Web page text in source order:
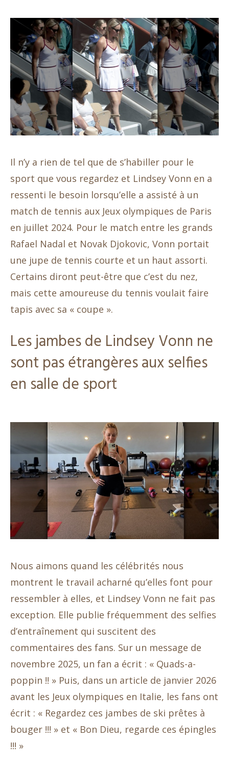
Il n’y a rien de tel que de s’habiller pour le
sport que vous regardez et Lindsey Vonn en a
ressenti le besoin lorsqu’elle a assisté à un
match de tennis aux Jeux olympiques de Paris
en juillet 2024. Pour le match entre les grands
Rafael Nadal et Novak Djokovic, Vonn portait
une jupe de tennis courte et un haut assorti.
Certains diront peut-être que c’est du nez,
mais cette amoureuse du tennis voulait faire
tapis avec sa « coupe ».
Les jambes de Lindsey Vonn ne
sont pas étrangères aux selfies
en salle de sport
Nous aimons quand les célébrités nous
montrent le travail acharné qu’elles font pour
ressembler à elles, et Lindsey Vonn ne fait pas
exception. Elle publie fréquemment des selfies
d’entraînement qui suscitent des
commentaires des fans. Sur un message de
novembre 2025, un fan a écrit : « Quads-a-
poppin !! » Puis, dans un article de janvier 2026
avant les Jeux olympiques en Italie, les fans ont
écrit : « Regardez ces jambes de ski prêtes à
bouger !!! » et « Bon Dieu, regarde ces épingles
!!! »